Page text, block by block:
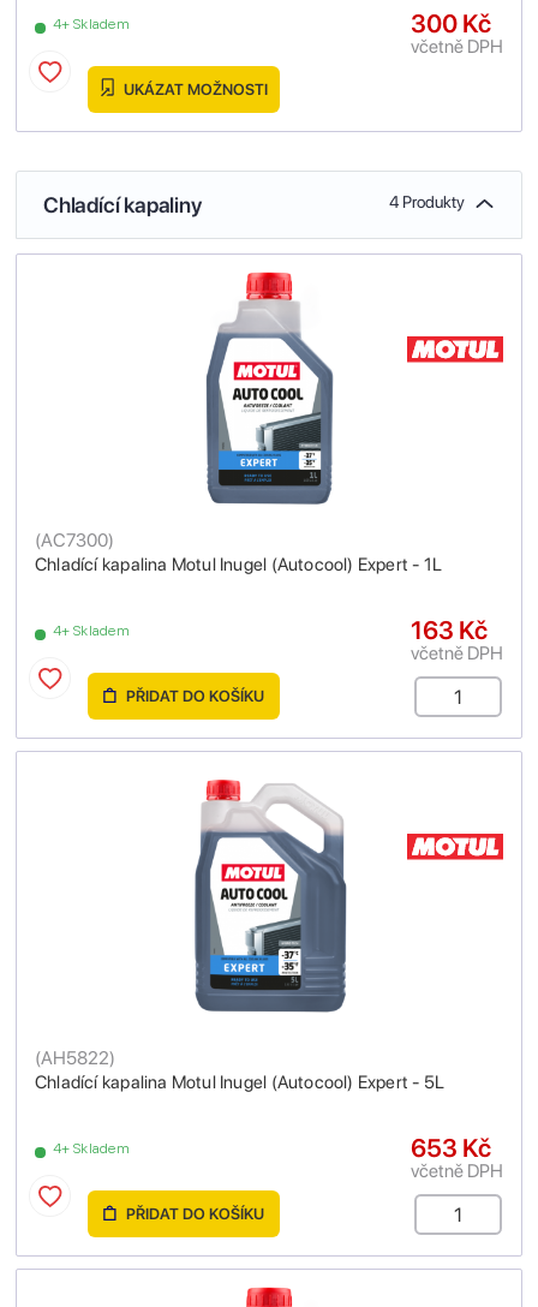
4+ Skladem 300 Kč
včetně DPH
UKÁZAT MOŽNOSTI
Chladící kapaliny 4 Produkty
Chladící kapalina Motul Inugel (Autocool) Expert - 1L
(AC7300)
4+ Skladem 163 Kč
včetně DPH
PŘIDAT DO KOŠÍKU
Chladící kapalina Motul Inugel (Autocool) Expert - 5L
(AH5822)
4+ Skladem 653 Kč
včetně DPH
PŘIDAT DO KOŠÍKU